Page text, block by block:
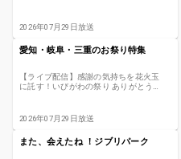
2026年07月29日放送
愛知・岐阜・三重のお祭り特集
【ライブ配信】感謝の気持ちを花火玉
に託す！いびがわの祭り ありがとう花
2026年07月29日放送
また、会えたね ！ジブリパーク